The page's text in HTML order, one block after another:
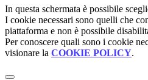
In questa schermata è possibile
I cookie necessari sono quelli che
piattaforma e non è possibile
Per conoscere quali sono i cookie
visionare la COOKIE POLICY.